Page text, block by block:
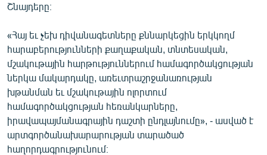
ՏՏ ԵՒ ԻՆՏԵՐՆԵՏ
ԿՈՐՈՆԱՎԻՐՈՒՍ
ԱՐԽԻՎ
ՏԵՍԱՆՅՈՒԹԵՐ
ԲԱՆԱՎԵՃ
ՁԳՏԵԼՈՎ ԼԱՎԱԳՈՒՅՆԻՆ
ՓՈԴՔԱՍԹ
Շնայդերը։
«Հայ եւ չեխ դիվանագետները քննարկեցին երկկողմ
հարաբերությունների քաղաքական, տնտեսական,
մշակութային հարթություններում համագործակցության
ներկա մակարդակը, առեւտրաշրջանառության
խթանման եւ մշակութային ոլորտում
համագործակցության հեռանկարները,
իրավապայմանագրային դաշտի ընդլայնումը», - ասված է
արտգործանախարարության տարածած
հաղորդագրությունում։